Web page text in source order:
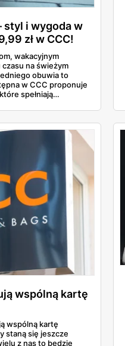
styl i wygoda w
zł w CCC!
wakacyjnym
na świeżym
obuwia to
w CCC proponuje
spełniają
wspólną kartę
wspólną kartę
staną się jeszcze
z nas to będzie